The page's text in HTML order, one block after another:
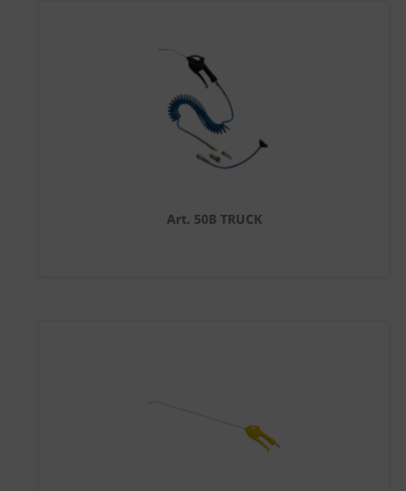
Art. 50B TRUCK